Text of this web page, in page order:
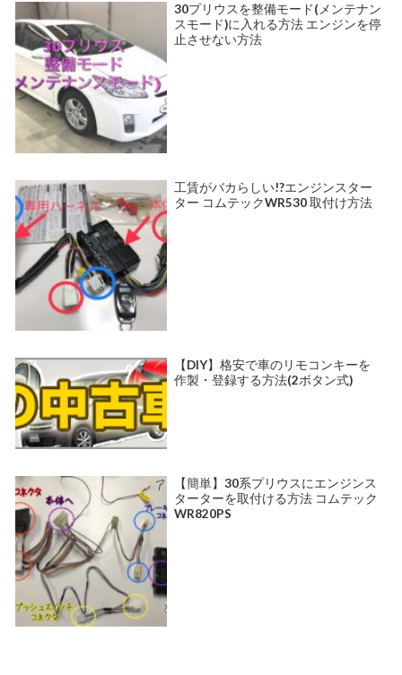
30プリウスを整備モード(メンテナン
スモード)に入れる方法 エンジンを停
止させない方法
工賃がバカらしい!?エンジンスター
ター コムテックWR530 取付け方法
【DIY】格安で車のリモコンキーを
作製・登録する方法(2ボタン式)
【簡単】30系プリウスにエンジンス
ターターを取付ける方法 コムテック
WR820PS